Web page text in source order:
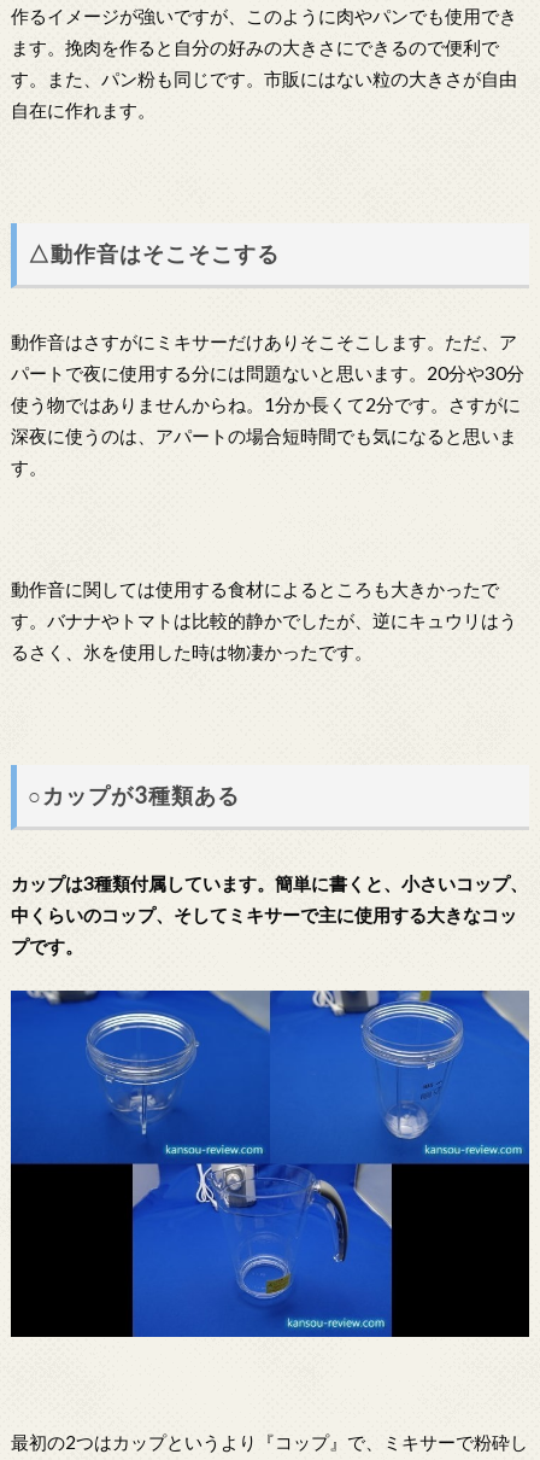
作るイメージが強いですが、このように肉やパンでも使用でき
ます。挽肉を作ると自分の好みの大きさにできるので便利で
す。また、パン粉も同じです。市販にはない粒の大きさが自由
自在に作れます。
△動作音はそこそこする
動作音はさすがにミキサーだけありそこそこします。ただ、ア
パートで夜に使用する分には問題ないと思います。20分や30分
使う物ではありませんからね。1分か長くて2分です。さすがに
深夜に使うのは、アパートの場合短時間でも気になると思いま
す。
動作音に関しては使用する食材によるところも大きかったで
す。バナナやトマトは比較的静かでしたが、逆にキュウリはう
るさく、氷を使用した時は物凄かったです。
○カップが3種類ある
カップは3種類付属しています。簡単に書くと、小さいコップ、
中くらいのコップ、そしてミキサーで主に使用する大きなコッ
プです。
最初の2つはカップというより『コップ』で、ミキサーで粉砕し